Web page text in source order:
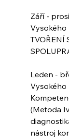
Září -
Vysokého
TVOŘENÍ
Leden -
(Metoda
nástroj